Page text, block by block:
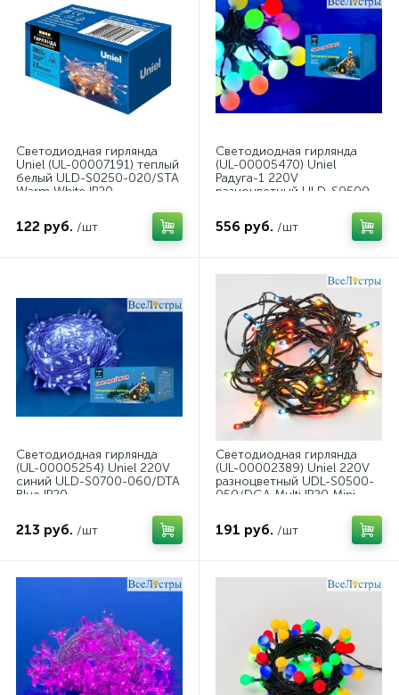
Светодиодная гирлянда
Uniel (UL-00007191) теплый
белый ULD-S0250-020/STA
Warm White IP20
122 руб. /шт
Светодиодная гирлянда
(UL-00005470) Uniel
Радуга-1 220V
разноцветный ULD-S0500-
Rainbow-1
556 руб. /шт
Светодиодная гирлянда
(UL-00005254) Uniel 220V
синий ULD-S0700-060/DTA
Blue IP20
213 руб. /шт
Светодиодная гирлянда
(UL-00002389) Uniel 220V
разноцветный UDL-S0500-
050/DGA Multi IP20 Mini
191 руб. /шт